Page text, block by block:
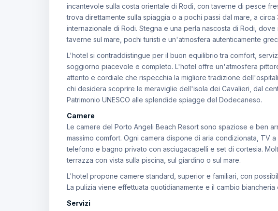
incantevole sulla costa orientale di Rodi, con taverne di pesce
trova direttamente sulla spiaggia o a pochi passi dal mare, a
internazionale di Rodi. Stegna e una perla nascosta di Rodi,
taverne sul mare, pochi turisti e un'atmosfera autenticamente
L'hotel si contraddistingue per il buon equilibrio tra comfort,
soggiorno piacevole e completo. L'hotel offre un'atmosfera
attento e cordiale che rispecchia la migliore tradizione
chi desidera scoprire le meraviglie dell'isola dei Cavalieri, dal
Patrimonio UNESCO alle splendide spiagge del Dodecaneso.
Camere
Le camere del Porto Angeli Beach Resort sono spaziose e ben
massimo comfort. Ogni camera dispone di aria condizionata, TV
telefono e bagno privato con asciugacapelli e set di cortesia.
terrazza con vista sulla piscina, sul giardino o sul mare.
L'hotel propone camere standard, superior e familiari, con
La pulizia viene effettuata quotidianamente e il cambio
Servizi